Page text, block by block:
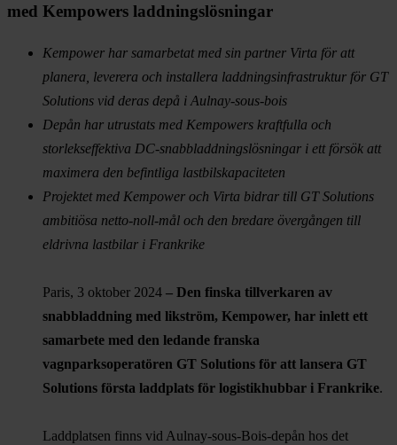
med Kempowers laddningslösningar
Kempower har samarbetat med sin partner Virta för att
planera, leverera och installera laddningsinfrastruktur för GT
Solutions vid deras depå i Aulnay-sous-bois
Depån har utrustats med Kempowers kraftfulla och
storlekseffektiva DC-snabbladdningslösningar i ett försök att
maximera den befintliga lastbilskapaciteten
Projektet med Kempower och Virta bidrar till GT Solutions
ambitiösa netto-noll-mål och den bredare övergången till
eldrivna lastbilar i Frankrike
Paris, 3 oktober 2024 – Den finska tillverkaren av
snabbladdning med likström, Kempower, har inlett ett
samarbete med den ledande franska
vagnparksoperatören GT Solutions för att lansera GT
Solutions första laddplats för logistikhubbar i Frankrike.
Laddplatsen finns vid Aulnay-sous-Bois-depån hos det